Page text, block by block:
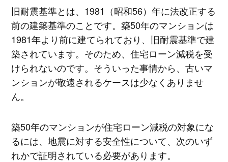
旧耐震基準とは、1981（昭和56）年に法改正する
前の建築基準のことです。築50年のマンションは
1981年より前に建てられており、旧耐震基準で建
築されています。そのため、住宅ローン減税を受
けられないのです。そういった事情から、古いマ
ンションが敬遠されるケースは少なくありませ
ん。
築50年のマンションが住宅ローン減税の対象にな
るには、地震に対する安全性について、次のいず
れかで証明されている必要があります。